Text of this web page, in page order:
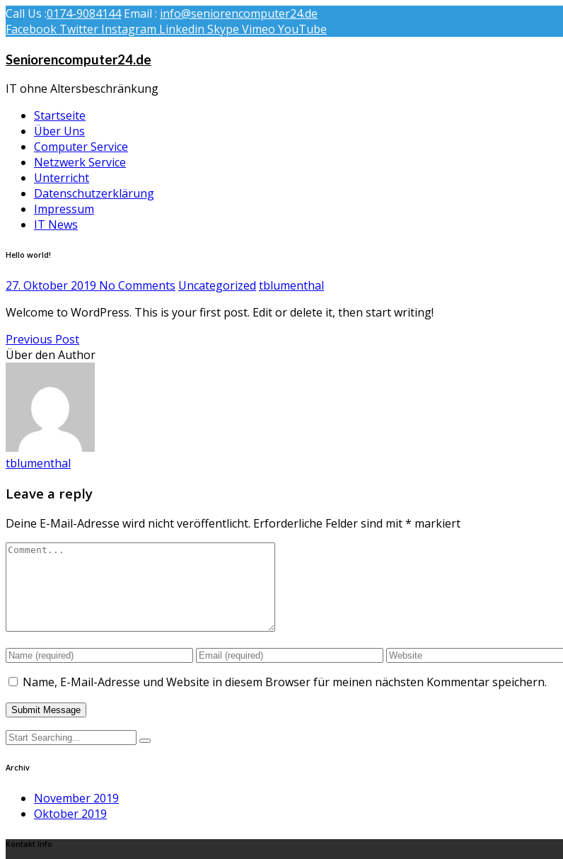
Call Us :0174-9084144 Email : info@seniorencomputer24.de
Facebook Twitter Instagram Linkedin Skype Vimeo YouTube
Seniorencomputer24.de
IT ohne Altersbeschränkung
Startseite
Über Uns
Computer Service
Netzwerk Service
Unterricht
Datenschutzerklärung
Impressum
IT News
Hello world!
27. Oktober 2019 No Comments Uncategorized tblumenthal
Welcome to WordPress. This is your first post. Edit or delete it, then start writing!
Previous Post
Über den Author
tblumenthal
Leave a reply
Deine E-Mail-Adresse wird nicht veröffentlicht. Erforderliche Felder sind mit* markiert
Name, E-Mail-Adresse und Website in diesem Browser für meinen nächsten Kommentar speichern.
Archiv
November 2019
Oktober 2019
Kontakt Info